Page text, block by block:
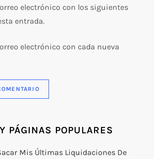
electrónico con los siguientes
entrada.
electrónico con cada nueva
PÁGINAS POPULARES
Mis Últimas Liquidaciones De